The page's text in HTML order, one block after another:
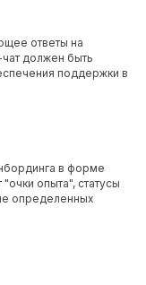
ответы на
должен быть
поддержки в
в форме
опыта", статусы
определенных